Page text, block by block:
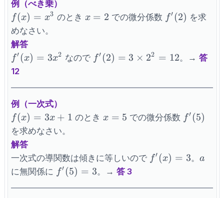
例（べき乗）
f(x)=x^3
f(x) = x3 のとき x=2
x = 2 での微分係数 f^{\prime}
f′ (2) を求
めなさい。
解答
f^{\prime}
(x)=3x^2
f′ (x) = 3x2 なので f^{\prime}
f′ (2) = 3 × 22 = 12。→ 答
12
例（一次式）
f(x)=3x+1
f(x) = 3x + 1 のとき x=5
x = 5 での微分係数 f′ (5)
を求めなさい。
解答
一次式の導関数は傾きに等しいので f^{\prime}
f′ (x) = 3。 a
a
に無関係に f^{\prime}
f′ (5) = 3。→ 答 3